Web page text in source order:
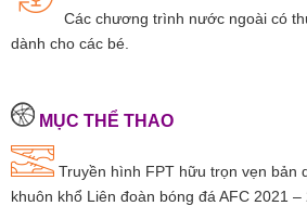
Các chương trình nước ngoài có
dành cho các bé.
MỤC THỂ THAO
Truyền hình FPT hữu trọn vẹn bản
khuôn khổ Liên đoàn bóng đá AFC 2021 –